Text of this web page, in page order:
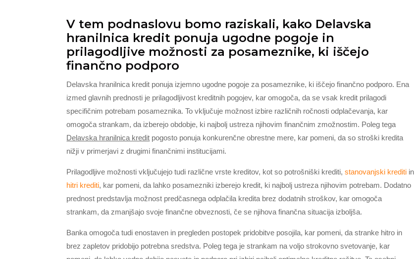
V tem podnaslovu bomo raziskali, kako Delavska
hranilnica kredit ponuja ugodne pogoje in
prilagodljive možnosti za posameznike, ki iščejo
finančno podporo
Delavska hranilnica kredit ponuja izjemno ugodne pogoje za posameznike, ki iščejo finančno podporo. Ena
izmed glavnih prednosti je prilagodljivost kreditnih pogojev, kar omogoča, da se vsak kredit prilagodi
specifičnim potrebam posameznika. To vključuje možnost izbire različnih ročnosti odplačevanja, kar
omogoča strankam, da izberejo obdobje, ki najbolj ustreza njihovim finančnim zmožnostim. Poleg tega
Delavska hranilnica kredit pogosto ponuja konkurenčne obrestne mere, kar pomeni, da so stroški kredita
nižji v primerjavi z drugimi finančnimi institucijami.
Prilagodljive možnosti vključujejo tudi različne vrste kreditov, kot so potrošniški krediti,stanovanjski krediti in
hitri krediti, kar pomeni, da lahko posamezniki izberejo kredit, ki najbolj ustreza njihovim potrebam. Dodatno
prednost predstavlja možnost predčasnega odplačila kredita brez dodatnih stroškov, kar omogoča
strankam, da zmanjšajo svoje finančne obveznosti, če se njihova finančna situacija izboljša.
Banka omogoča tudi enostaven in pregleden postopek pridobitve posojila, kar pomeni, da stranke hitro in
brez zapletov pridobijo potrebna sredstva. Poleg tega je strankam na voljo strokovno svetovanje, kar